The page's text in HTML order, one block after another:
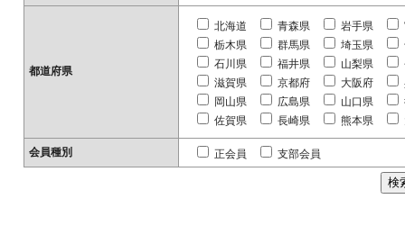
都道府県
北海道 青森県 岩手県
栃木県
群馬県 埼玉県
石川県
福井県 山梨県
滋賀県
京都府 大阪府
岡山県
広島県 山口県
佐賀県
長崎県 熊本県
会員種別 正会員 支部会員